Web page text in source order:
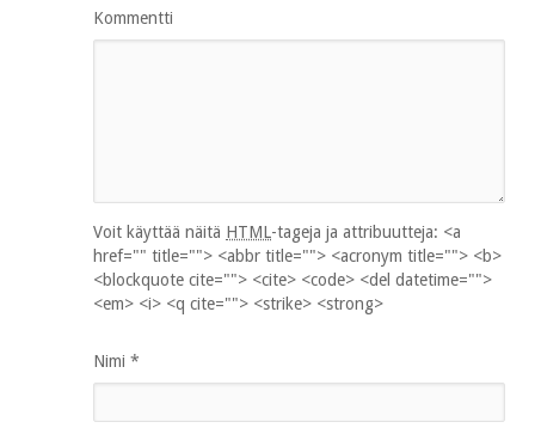
Kommentti
Voit käyttää näitä HTML-tageja ja attribuutteja: <a
href="" title=""> <abbr title=""> <acronym title=""> <b>
<blockquote cite=""> <cite> <code> <del datetime="">
<em> <i> <q cite=""> <strike> <strong>
Nimi *